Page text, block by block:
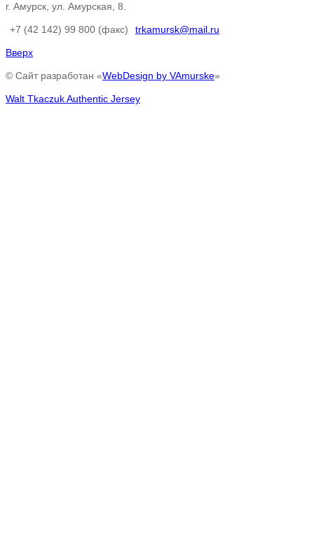
г. Амурск, ул. Амурская, 8.
+7 (42 142) 99 800 (факс) trkamursk@mail.ru
Вверх
© Сайт разработан «WebDesign by VAmurske»
Walt Tkaczuk Authentic Jersey